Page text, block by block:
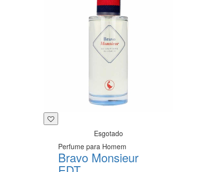
Esgotado
Perfume para Homem
Bravo Monsieur